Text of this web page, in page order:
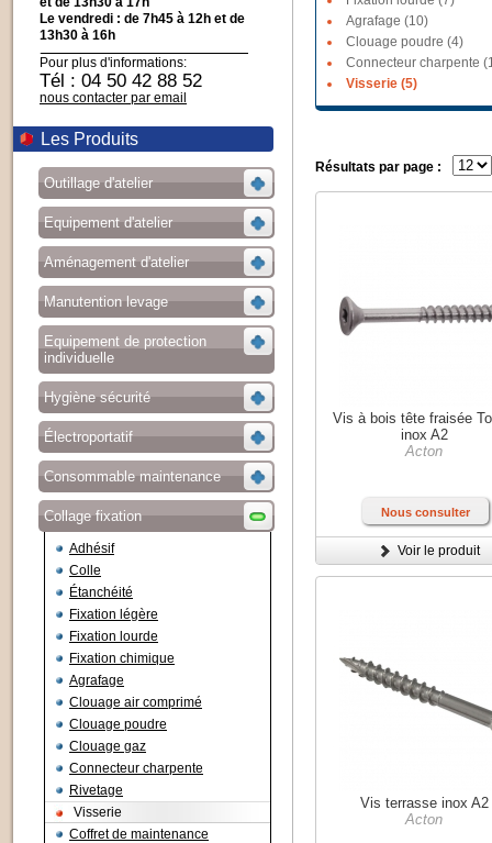
Le vendredi : de 7h45 à 12h et de
13h30 à 16h
Pour plus d'informations:
Tél : 04 50 42 88 52
nous contacter par email
Les Produits
Outillage d'atelier
Equipement d'atelier
Aménagement d'atelier
Manutention levage
Equipement de protection
individuelle
Hygiène sécurité
Électroportatif
Consommable maintenance
Collage fixation
Adhésif
Colle
Étanchéité
Fixation légère
Fixation lourde
Fixation chimique
Agrafage
Clouage air comprimé
Clouage poudre
Clouage gaz
Connecteur charpente
Rivetage
Visserie
Coffret de maintenance
Agrafage (10)
Clouage poudre (4)
Connecteur charpente
Visserie (5)
Résultats par page :
Vis à bois tête fraisée
inox A2
Acton
Nous consulter
Voir le produit
Vis terrasse inox A2
Acton